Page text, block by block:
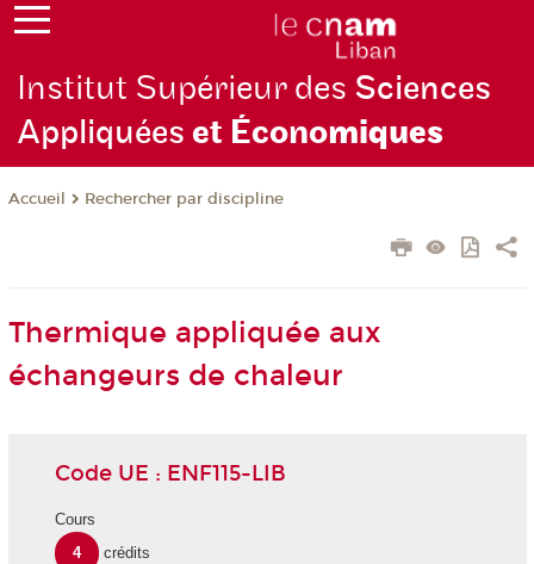
Institut Supérieur des Sciences
Appliquéeset Économiques
Accueil Rechercher par discipline
Thermique appliquée aux
échangeurs de chaleur
Code UE : ENF115-LIB
Cours
4
crédits